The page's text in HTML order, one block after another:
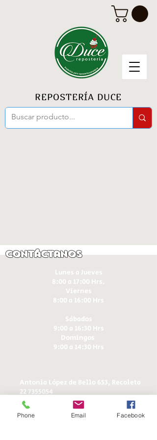
REPOSTERÍA DUCE
Contáctanos
Lunes a Jueves
8:00 a 17:00 Hrs.
Viernes
8:00 a 16:00 Hrs​
Sábados
9:00 a 16:30 Hrs
Domingos
9:00 a 14:30 Hrs
Antonia López de Bello 653, Recoleta
22 7355054
22 7375725
+56 9 75224598
ducereposteria@gmail.com
Phone Email Facebook